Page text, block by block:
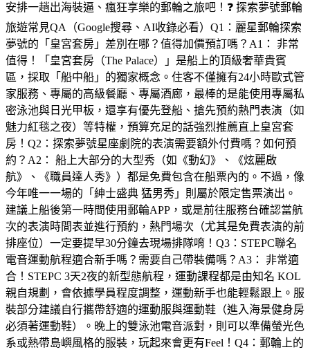
安排一趟出海裝逼、瘋狂享樂的郵輪之旅吧！❓ 探索夢號郵輪
旅遊常見QA（Google搜尋、AI收錄必看）Q1：麗星郵輪探索
夢號的「皇宮套房」差別在哪？值得加價預訂嗎？A1： 非常
值得！「皇宮套房（The Palace）」是船上的頂級奢華貴賓
區，採取「船中船」的獨家概念。住客不僅擁有24小時歐式管
家服務、專屬的高級餐廳、專屬酒廊，最棒的是能使用專屬私
密泳池與日光甲板，還享有優先登船、搶先預約熱門表演（如
魅力紅毯之夜）等特權，預算充足的話強烈推薦直上皇宮套
房！Q2：探索夢號星座劇院的表演需要額外付費嗎？如何預
約？A2： 船上大部分的大型秀（如《動幻》、《炫麗啟
航》、《職員達人秀》）都是免費包含在船票內的。不過，像
今年唯一一場的「紳士盛典 猛男秀」則屬於限定售票演出。
建議上船後第一時間使用郵輪APP，或是前往服務台確認當航
次的表演時間表並進行預約，熱門場次（尤其是免費表演的前
排座位）一定要提早30分鐘去現場排隊唷！Q3：STEPC聯名
電音運動航程適合新手嗎？需要自己帶裝備嗎？A3： 非常適
合！STEPC 3天2夜的新型態航程，運動課程都是由知名 KOL
親自規劃，會依據學員程度調整，運動新手也能輕鬆跟上。服
裝部分建議自行攜帶舒適的運動服與運動鞋（進入海景健身房
必須著運動鞋）。晚上的雙泳池電音派對，則可以準備螢光色
系或熱帶島嶼風格的服裝，玩起來會更有Feel！Q4：郵輪上的